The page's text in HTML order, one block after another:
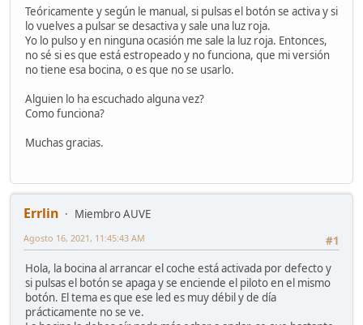
Teóricamente y según le manual, si pulsas el botón se activa y si
lo vuelves a pulsar se desactiva y sale una luz roja.
Yo lo pulso y en ninguna ocasión me sale la luz roja. Entonces,
no sé si es que está estropeado y no funciona, que mi versión
no tiene esa bocina, o es que no se usarlo.
Alguien lo ha escuchado alguna vez?
Como funciona?
Muchas gracias.
Errlin
Miembro AUVE
#1
Agosto 16, 2021, 11:45:43 AM
Hola, la bocina al arrancar el coche está activada por defecto y
si pulsas el botón se apaga y se enciende el piloto en el mismo
botón. El tema es que ese led es muy débil y de día
prácticamente no se ve.